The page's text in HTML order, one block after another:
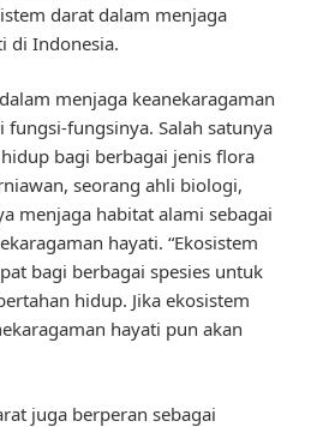
darat dalam menjaga
di Indonesia.
menjaga keanekaragaman
fungsinya. Salah satunya
bagi berbagai jenis flora
seorang ahli biologi,
menjaga habitat alami sebagai
hayati. “Ekosistem
bagi berbagai spesies untuk
hidup. Jika ekosistem
hayati pun akan
juga berperan sebagai